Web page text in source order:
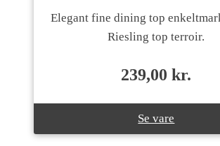
Elegant fine dining top
Riesling top terroir.
239,00kr.
Se vare